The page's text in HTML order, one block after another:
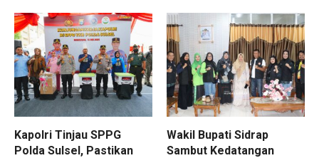
Kapolri Tinjau SPPG
Polda Sulsel, Pastikan
Wakil Bupati Sidrap
Sambut Kedatangan